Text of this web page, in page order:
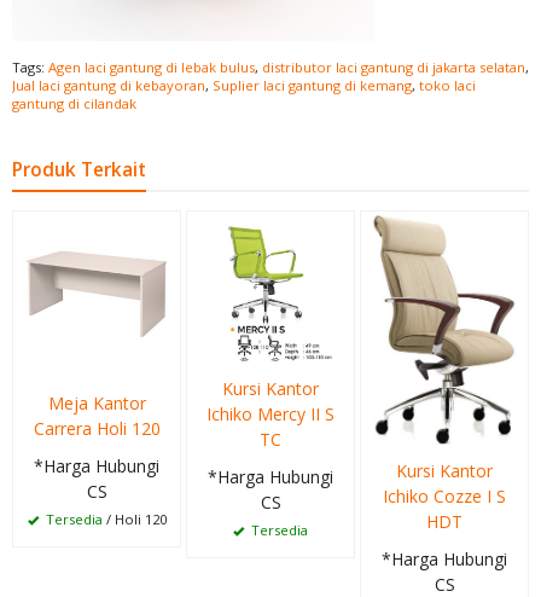
Tags: Agen laci gantung di lebak bulus, distributor laci gantung di jakarta selatan,
Jual laci gantung di kebayoran, Suplier laci gantung di kemang, toko laci
gantung di cilandak
Produk Terkait
Meja Kantor
Carrera Holi 120
*Harga Hubungi
CS
Tersedia / Holi 120
Kursi Kantor
Ichiko Mercy II S
TC
*Harga Hubungi
CS
Tersedia
Kursi Kantor
Ichiko Cozze I S
HDT
*Harga Hubungi
CS